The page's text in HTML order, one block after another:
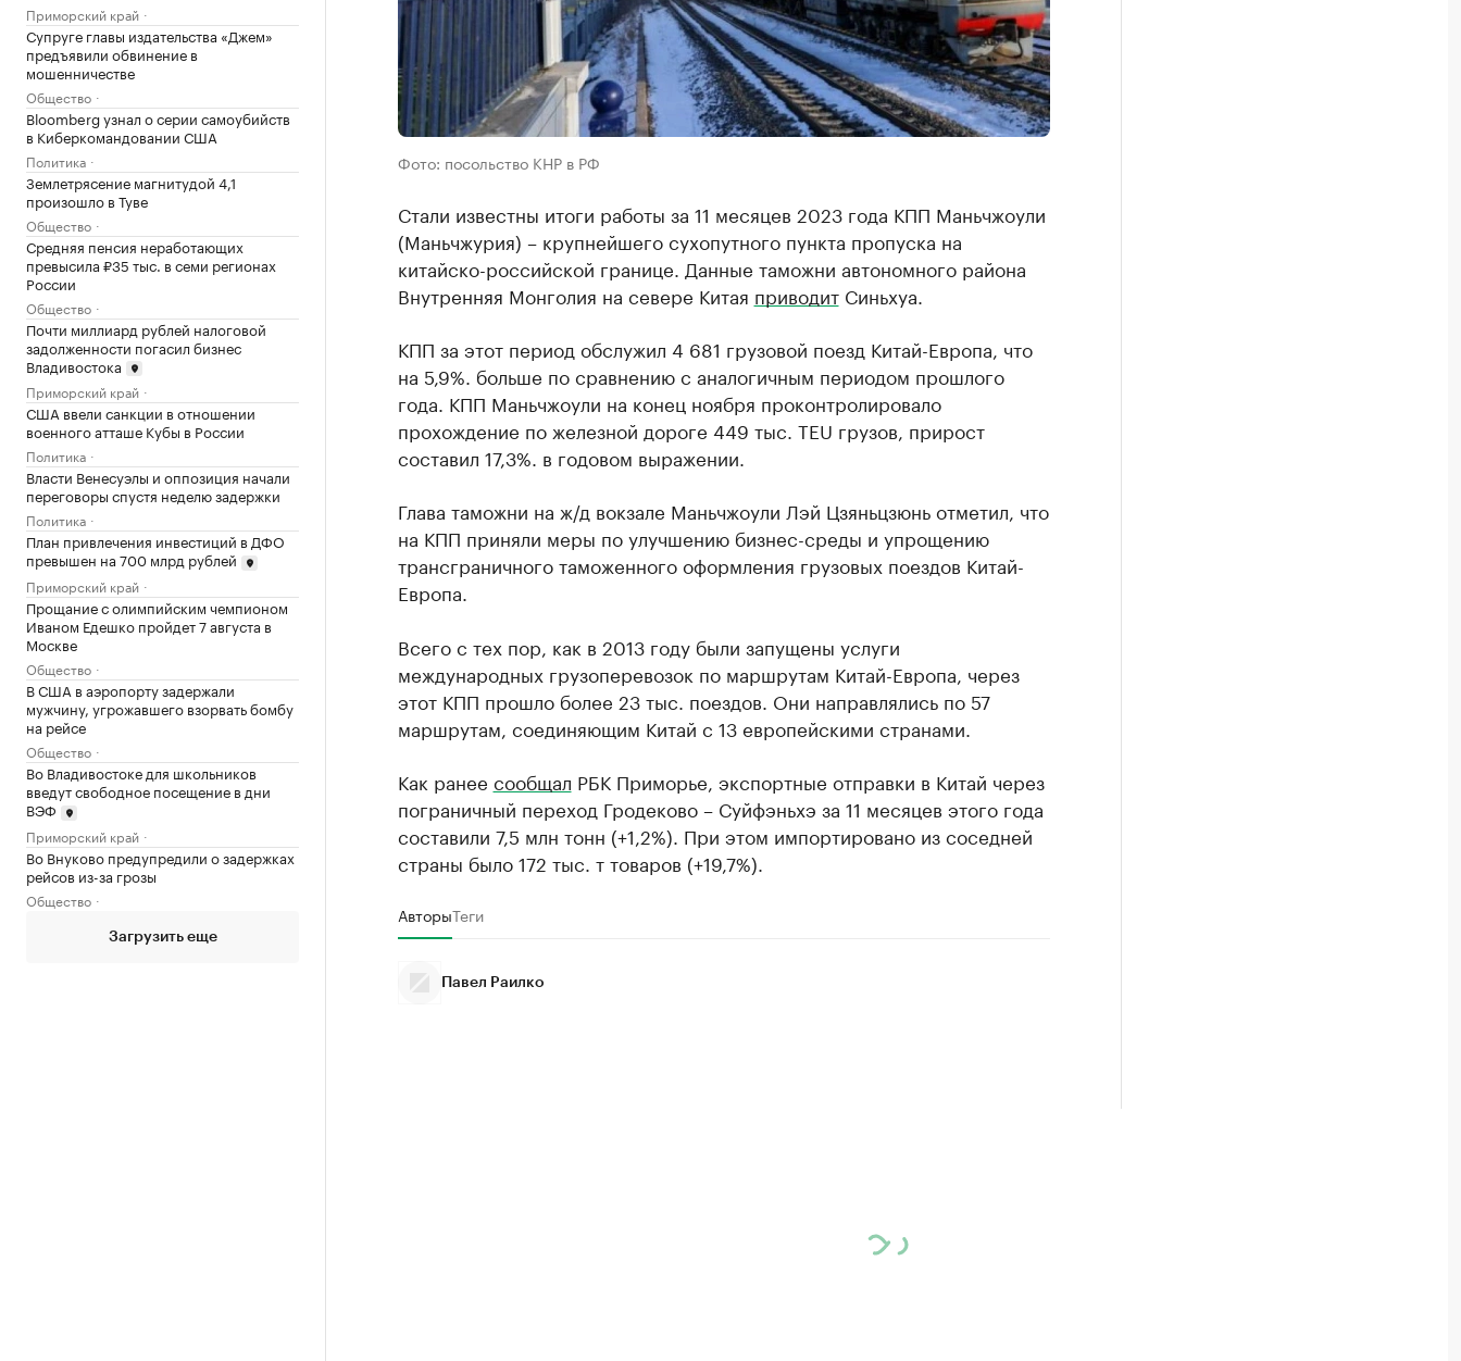
Приморский край
Супруге главы издательства «Джем»
предъявили обвинение в
мошенничестве
Общество
Bloomberg узнал о серии самоубийств
в Киберкомандовании США
Политика
Землетрясение магнитудой 4,1
произошло в Туве
Общество
Средняя пенсия неработающих
превысила ₽35 тыс. в семи регионах
России
Общество
Почти миллиард рублей налоговой
задолженности погасил бизнес
Владивостока
Приморский край
США ввели санкции в отношении
военного атташе Кубы в России
Политика
Власти Венесуэлы и оппозиция начали
переговоры спустя неделю задержки
Политика
План привлечения инвестиций в ДФО
превышен на 700 млрд рублей
Приморский край
Прощание с олимпийским чемпионом
Иваном Едешко пройдет 7 августа в
Москве
Общество
В США в аэропорту задержали
мужчину, угрожавшего взорвать бомбу
на рейсе
Общество
Во Владивостоке для школьников
введут свободное посещение в дни
ВЭФ
Приморский край
Во Внуково предупредили о задержках
рейсов из-за грозы
Общество
Загрузить еще
Фото: посольство КНР в РФ
Стали известны итоги работы за 11 месяцев 2023 года КПП Маньчжоули
(Маньчжурия) – крупнейшего сухопутного пункта пропуска на
китайско-российской границе. Данные таможни автономного района
Внутренняя Монголия на севере Китая приводитСиньхуа.
КПП за этот период обслужил 4 681 грузовой поезд Китай-Европа, что
на 5,9%. больше по сравнению с аналогичным периодом прошлого
года. КПП Маньчжоули на конец ноября проконтролировало
прохождение по железной дороге 449 тыс. TEU грузов, прирост
составил 17,3%. в годовом выражении.
Глава таможни на ж/д вокзале Маньчжоули Лэй Цзяньцзюнь отметил, что
на КПП приняли меры по улучшению бизнес-среды и упрощению
трансграничного таможенного оформления грузовых поездов Китай-
Европа.
Всего с тех пор, как в 2013 году были запущены услуги
международных грузоперевозок по маршрутам Китай-Европа, через
этот КПП прошло более 23 тыс. поездов. Они направлялись по 57
маршрутам, соединяющим Китай с 13 европейскими странами.
Как ранее сообщал РБК Приморье, экспортные отправки в Китай через
пограничный переход Гродеково – Суйфэньхэ за 11 месяцев этого года
составили 7,5 млн тонн (+1,2%). При этом импортировано из соседней
страны было 172 тыс. т товаров (+19,7%).
АвторыТеги
Павел Раилко